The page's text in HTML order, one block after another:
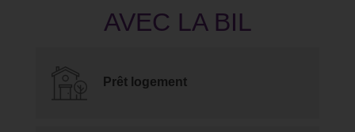
Prêt logement